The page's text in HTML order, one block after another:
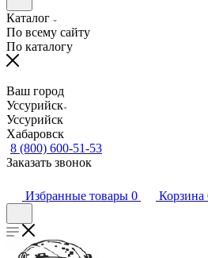
Каталог
По всему сайту
По каталогу
Ваш город
Уссурийск
Уссурийск
Хабаровск
8 (800) 600-51-53
Заказать звонок
Избранные товары 0 Корзина